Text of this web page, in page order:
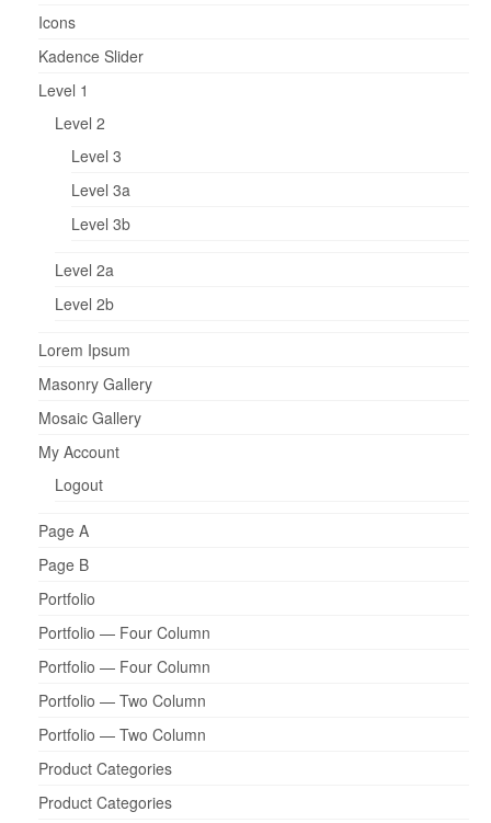
Icons
Kadence Slider
Level 1
Level 2
Level 3
Level 3a
Level 3b
Level 2a
Level 2b
Lorem Ipsum
Masonry Gallery
Mosaic Gallery
My Account
Logout
Page A
Page B
Portfolio
Portfolio — Four Column
Portfolio — Four Column
Portfolio — Two Column
Portfolio — Two Column
Product Categories
Product Categories